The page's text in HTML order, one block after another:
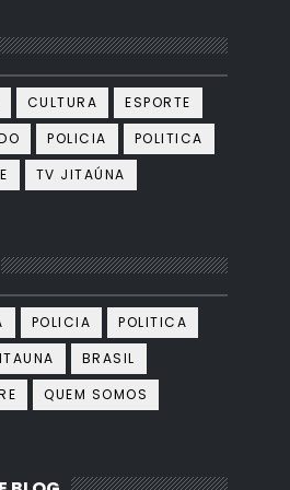
CULTURA
ESPORTE
POLICIA
POLITICA
TV JITAÚNA
POLICIA
POLITICA
BRASIL
QUEM SOMOS